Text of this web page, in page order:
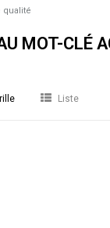
qualité
MOT-CLÉ
Liste